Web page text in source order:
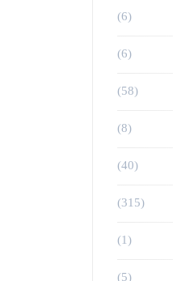
(6)
(6)
(58)
(8)
(40)
(315)
(1)
(5)